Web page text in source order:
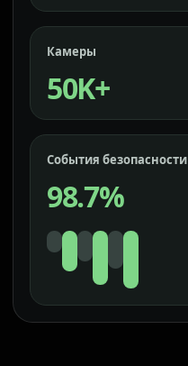
Камеры
50K+
События безопасности
98.7%